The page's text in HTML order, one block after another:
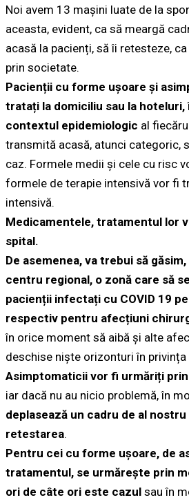
Noi avem 13 mașini luate de la
aceasta, evident, ca să meargă
acasă la pacienți, să îi retesteze,
prin societate.
Pacienții cu forme ușoare și
tratați la domiciliu sau la
contextul epidemiologic al
transmită acasă, atunci categoric,
caz. Formele medii și cele cu risc
formele de terapie intensivă vor fi
intensivă.
Medicamentele, tratamentul lor
spital.
De asemenea, va trebui să
centru regional, o zonă care să
pacienții infectați cu COVID 19
respectiv pentru afecțiuni
în orice moment să aibă și alte
deschise niște orizonturi în privința
Asimptomaticii vor fi urmăriți
iar dacă nu au nicio problemă, în
deplasează un cadru de al
retestarea.
Pentru cei cu forme ușoare, de
tratamentul, se urmărește prin
ori de câte ori este cazul sau în